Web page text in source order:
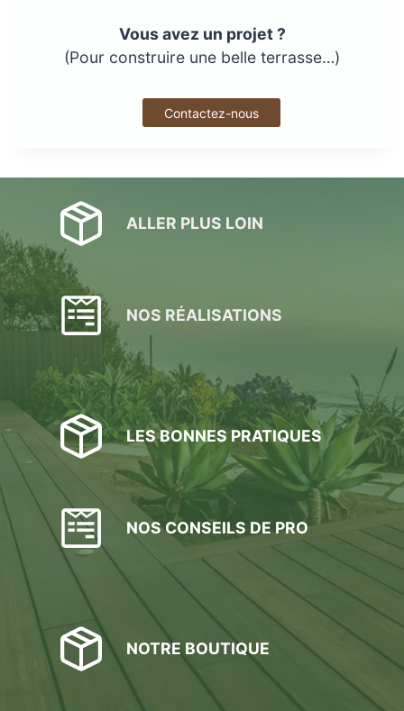
Vous avez un projet ?
(Pour construire une belle terrasse…)
Contactez-nous
ALLER PLUS LOIN
NOS RÉALISATIONS
LES BONNES PRATIQUES
NOS CONSEILS DE PRO
NOTRE BOUTIQUE